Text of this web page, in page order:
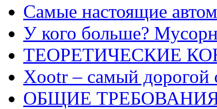
Самые настоящие
У кого больше?
ТЕОРЕТИЧЕСКИЕ
Xootr – самый дорогой
ОБЩИЕ